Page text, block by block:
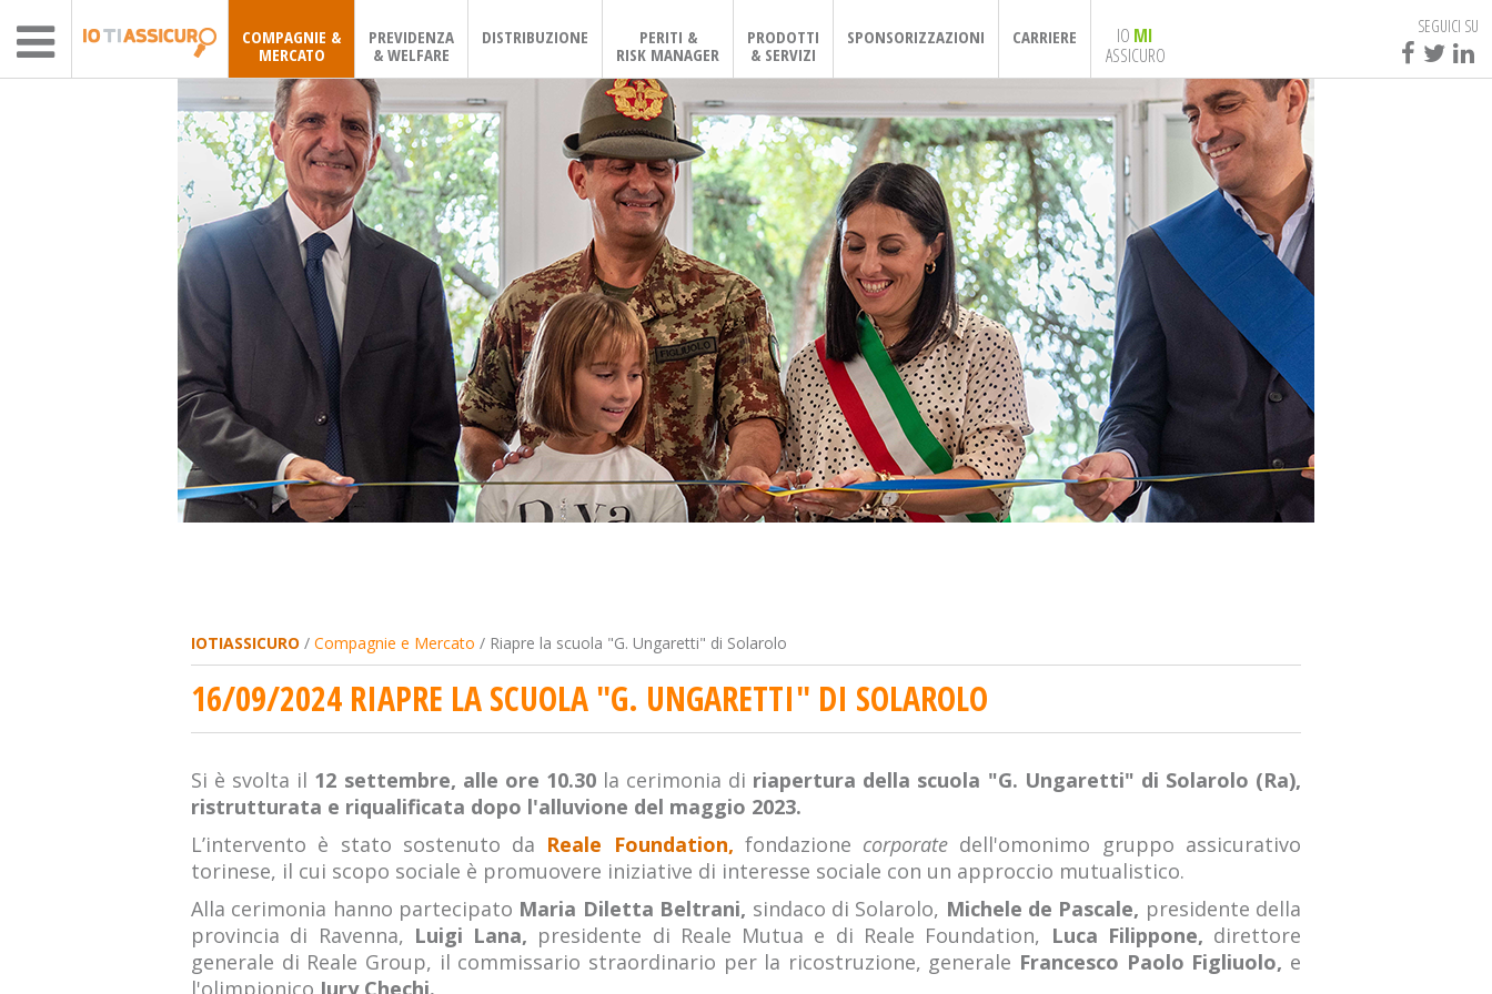
COMPAGNIE &
MERCATO
PREVIDENZA
& WELFARE
DISTRIBUZIONE
PERITI &
RISK MANAGER
PRODOTTI
& SERVIZI
SPONSORIZZAZIONI CARRIERE IO MI
ASSICURO
SEGUICI SU
IOTIASSICURO / Compagnie e Mercato / Riapre la scuola "G. Ungaretti" di Solarolo
16/09/2024 RIAPRE LA SCUOLA "G. UNGARETTI" DI SOLAROLO
Si è svolta il 12 settembre, alle ore 10.30la cerimonia di riapertura della scuola "G. Ungaretti" di Solarolo (Ra),
ristrutturata e riqualificata dopo l'alluvione del maggio 2023.
L’intervento è stato sostenuto da Reale Foundation, fondazione corporate dell'omonimo gruppo assicurativo
torinese, il cui scopo sociale è promuovere iniziative di interesse sociale con un approccio mutualistico.
Alla cerimonia hanno partecipato Maria Diletta Beltrani, sindaco di Solarolo, Michele de Pascale, presidente della
provincia di Ravenna, Luigi Lana, presidente di Reale Mutua e di Reale Foundation, Luca Filippone, direttore
generale di Reale Group, il commissario straordinario per la ricostruzione, generale Francesco Paolo Figliuolo, e
l'olimpionico Jury Chechi.